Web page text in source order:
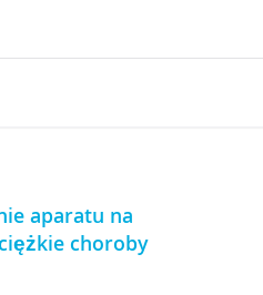
aparatu na
choroby